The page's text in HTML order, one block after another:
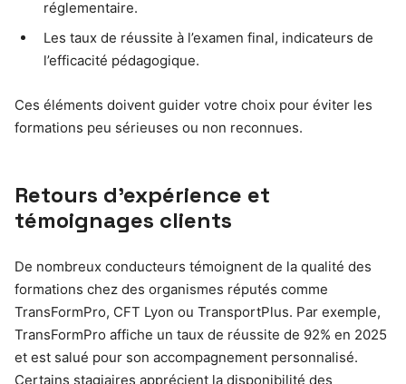
réglementaire.
Les taux de réussite à l’examen final, indicateurs de
l’efficacité pédagogique.
Ces éléments doivent guider votre choix pour éviter les
formations peu sérieuses ou non reconnues.
Retours d’expérience et
témoignages clients
De nombreux conducteurs témoignent de la qualité des
formations chez des organismes réputés comme
TransFormPro, CFT Lyon ou TransportPlus. Par exemple,
TransFormPro affiche un taux de réussite de 92% en 2025
et est salué pour son accompagnement personnalisé.
Certains stagiaires apprécient la disponibilité des